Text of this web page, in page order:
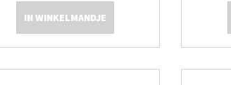
IN WINKELMANDJE